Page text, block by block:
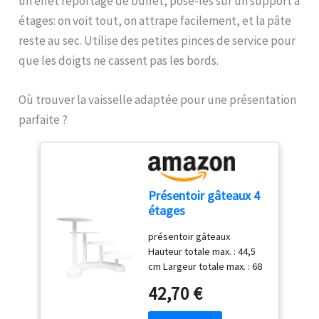
et aux températures
élevées, garantissant une
utilisation durable. Leur
structure solide ne se plie
pas et garde sa forme
compatibles avec le lave-
vaisselle pour un
idéal pour les passionnés
de pâtisserie : Ce set est
un cadeau parfait pour les
amateurs de pâtisserie,
inspirant la créativité avec
différentes formes et
tailles. Idéal pour les fêtes,
il ravira ceux qui aiment
gâteaux ou mousses et
expérimenter de nouvelles
formes en cuisine
produit ne passe pas au
lave-vaisselle. Dimensions
Ø 28 x 2 cm, et son poids
est de 198 g.
étages: on voit tout, on attrape facilement, et la pâte
reste au sec. Utilise des petites pinces de service pour
que les doigts ne cassent pas les bords.
Où trouver la vaisselle adaptée pour une présentation
parfaite ?
Présentoir gâteaux 4
étages
présentoir gâteaux
Hauteur totale max. : 44,5
cm Largeur totale max. : 68
plateaux : 27,5 cm
42,70 €